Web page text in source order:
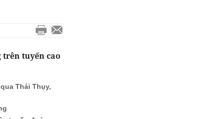
trên tuyến cao
Thái Thụy,